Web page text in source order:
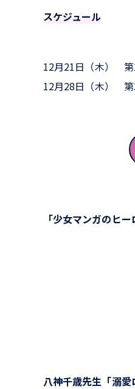
スケジュール
12月21日（木） 第
12月28日（木） 第
「少女マンガのヒ
八神千歳先生「溺